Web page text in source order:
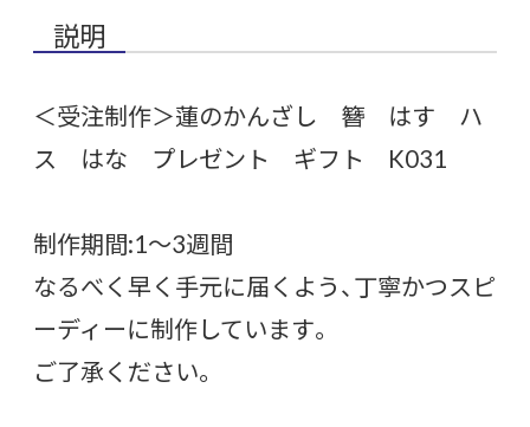
説明
＜受注制作＞蓮のかんざし 簪 はす ハ
ス はな プレゼント ギフト K031
制作期間:1〜3週間
なるべく早く手元に届くよう、丁寧かつスピ
ーディーに制作しています。
ご了承ください。